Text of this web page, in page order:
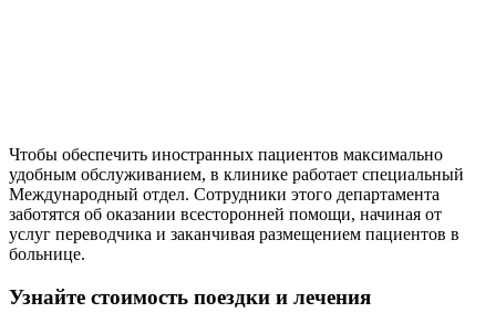
Чтобы обеспечить иностранных пациентов максимально
удобным обслуживанием, в клинике работает специальный
Международный отдел. Сотрудники этого департамента
заботятся об оказании всесторонней помощи, начиная от
услуг переводчика и заканчивая размещением пациентов в
больнице.
Узнайте стоимость поездки и лечения